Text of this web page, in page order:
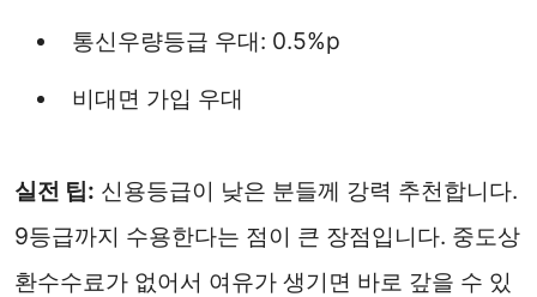
통신우량등급 우대: 0.5%p
비대면 가입 우대
실전 팁: 신용등급이 낮은 분들께 강력 추천합니다.
9등급까지 수용한다는 점이 큰 장점입니다. 중도상
환수수료가 없어서 여유가 생기면 바로 갚을 수 있